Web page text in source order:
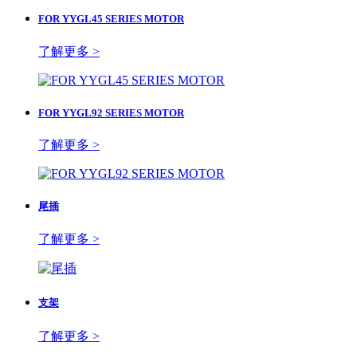
FOR YYGL45 SERIES MOTOR
了解更多 >
FOR YYGL92 SERIES MOTOR
了解更多 >
尾插
了解更多 >
支架
了解更多 >